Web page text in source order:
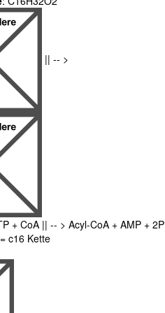
|| -- >
+ CoA || -- > Acyl-CoA + AMP +
c16 Kette